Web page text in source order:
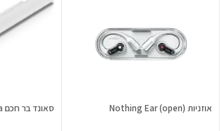
אוזניות Nothing Ear (open) סאונד בר חכם Arc Ultra